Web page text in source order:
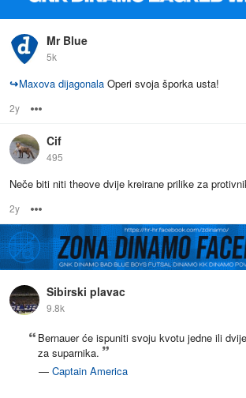
Mr Blue
5k
↪Maxova dijagonala Operi svoja šporka usta!
2y
Cif
495
Neče biti niti theove dvije kreirane prilike za
2y
Sibirski plavac
9.8k
Bernauer će ispuniti svoju kvotu jedne ili
za suparnika.
— Captain America